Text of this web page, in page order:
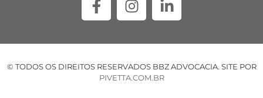
© TODOS OS DIREITOS RESERVADOS BBZ ADVOCACIA. SITE POR
PIVETTA.COM.BR